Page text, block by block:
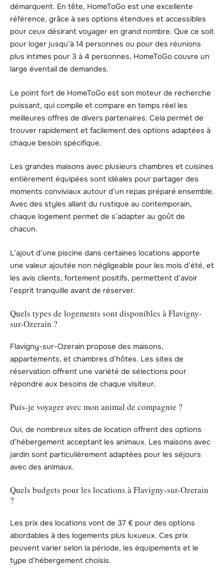
démarquent. En tête, HomeToGo est une excellente
référence, grâce à ses options étendues et accessibles
pour ceux désirant voyager en grand nombre. Que ce soit
pour loger jusqu’à 14 personnes ou pour des réunions
plus intimes pour 3 à 4 personnes, HomeToGo couvre un
large éventail de demandes.
Le point fort de HomeToGo est son moteur de recherche
puissant, qui compile et compare en temps réel les
meilleures offres de divers partenaires. Cela permet de
trouver rapidement et facilement des options adaptées à
chaque besoin spécifique.
Les grandes maisons avec plusieurs chambres et cuisines
entièrement équipées sont idéales pour partager des
moments conviviaux autour d’un repas préparé ensemble.
Avec des styles allant du rustique au contemporain,
chaque logement permet de s’adapter au goût de
chacun.
L’ajout d’une piscine dans certaines locations apporte
une valeur ajoutée non négligeable pour les mois d’été, et
les avis clients, fortement positifs, permettent d’avoir
l’esprit tranquille avant de réserver.
Quels types de logements sont disponibles à Flavigny-
sur-Ozerain ?
Flavigny-sur-Ozerain propose des maisons,
appartements, et chambres d’hôtes. Les sites de
réservation offrent une variété de sélections pour
répondre aux besoins de chaque visiteur.
Puis-je voyager avec mon animal de compagnie ?
Oui, de nombreux sites de location offrent des options
d’hébergement acceptant les animaux. Les maisons avec
jardin sont particulièrement adaptées pour les séjours
avec des animaux.
Quels budgets pour les locations à Flavigny-sur-Ozerain
?
Les prix des locations vont de 37 € pour des options
abordables à des logements plus luxueux. Ces prix
peuvent varier selon la période, les équipements et le
type d’hébergement choisis.